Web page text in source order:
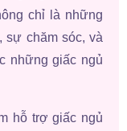
chỉ là những
sự chăm sóc, và
những giấc ngủ
hỗ trợ giấc ngủ